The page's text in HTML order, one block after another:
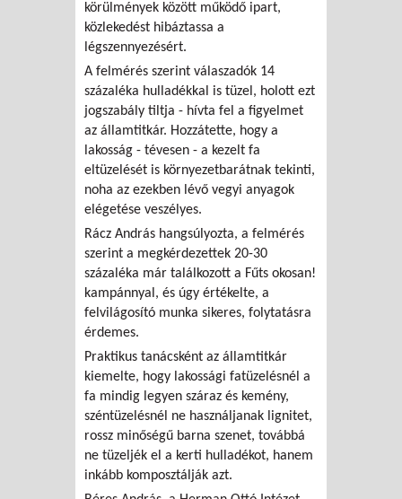
körülmények között működő ipart,
közlekedést hibáztassa a
légszennyezésért.
A felmérés szerint válaszadók 14
százaléka hulladékkal is tüzel, holott ezt
jogszabály tiltja - hívta fel a figyelmet
az államtitkár. Hozzátette, hogy a
lakosság - tévesen - a kezelt fa
eltüzelését is környezetbarátnak tekinti,
noha az ezekben lévő vegyi anyagok
elégetése veszélyes.
Rácz András hangsúlyozta, a felmérés
szerint a megkérdezettek 20-30
százaléka már találkozott a Fűts okosan!
kampánnyal, és úgy értékelte, a
felvilágosító munka sikeres, folytatásra
érdemes.
Praktikus tanácsként az államtitkár
kiemelte, hogy lakossági fatüzelésnél a
fa mindig legyen száraz és kemény,
széntüzelésnél ne használjanak lignitet,
rossz minőségű barna szenet, továbbá
ne tüzeljék el a kerti hulladékot, hanem
inkább komposztálják azt.